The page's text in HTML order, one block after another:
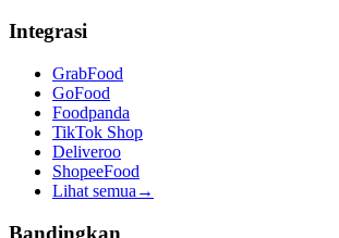
Integrasi
GrabFood
GoFood
Foodpanda
TikTok Shop
Deliveroo
ShopeeFood
Lihat semua →
Bandingkan